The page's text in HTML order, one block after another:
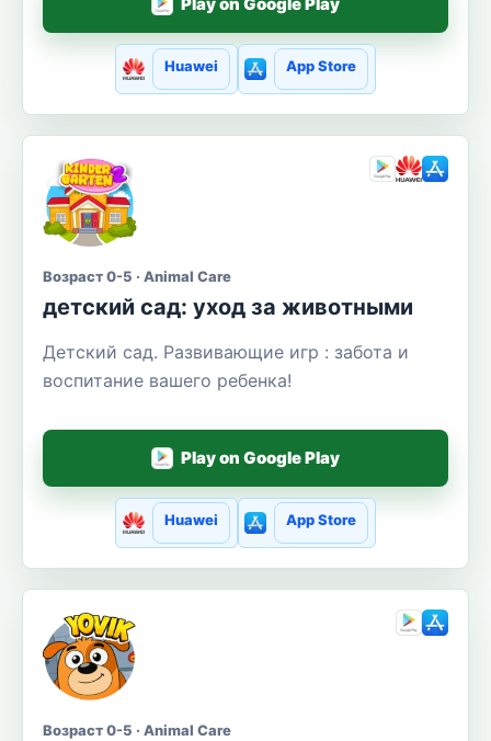
Huawei App Store
Возраст 0-5 · Animal Care
детский сад: уход за животными
Детский сад. Развивающие игр : забота и
воспитание вашего ребенка!
Play on Google Play
Huawei App Store
Возраст 0-5 · Animal Care